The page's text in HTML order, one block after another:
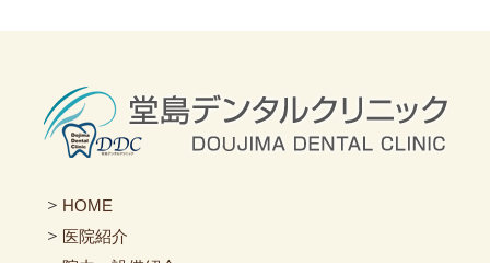
＞ HOME
＞ 医院紹介